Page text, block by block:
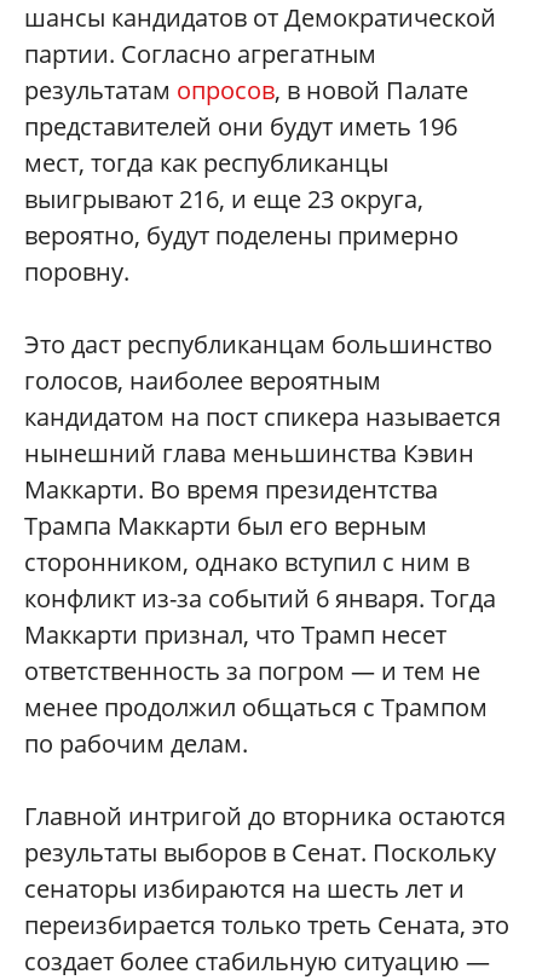
шансы кандидатов от Демократической
партии. Согласно агрегатным
результатам опросов, в новой Палате
представителей они будут иметь 196
мест, тогда как республиканцы
выигрывают 216, и еще 23 округа,
вероятно, будут поделены примерно
поровну.
Это даст республиканцам большинство
голосов, наиболее вероятным
кандидатом на пост спикера называется
нынешний глава меньшинства Кэвин
Маккарти. Во время президентства
Трампа Маккарти был его верным
сторонником, однако вступил с ним в
конфликт из-за событий 6 января. Тогда
Маккарти признал, что Трамп несет
ответственность за погром — и тем не
менее продолжил общаться с Трампом
по рабочим делам.
Главной интригой до вторника остаются
результаты выборов в Сенат. Поскольку
сенаторы избираются на шесть лет и
переизбирается только треть Сената, это
создает более стабильную ситуацию —